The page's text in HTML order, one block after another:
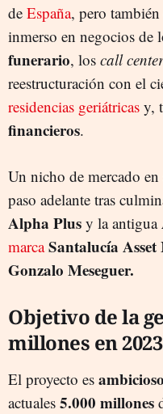
de España, pero
inmerso en negocios de
funerario, los call center
reestructuración con el
residencias geriátricas y,
financieros.
Un nicho de mercado
paso adelante tras
Alpha Plus y la antigua
marca Santalucía
Gonzalo Meseguer.
Objetivo de la
millones en 2023
El proyecto es ambicioso
actuales 5.000 millones